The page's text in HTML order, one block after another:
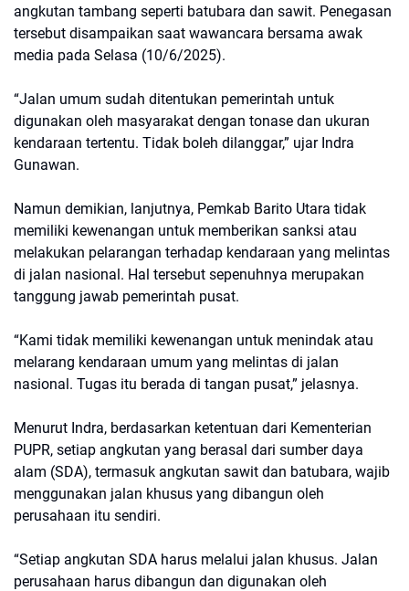
angkutan tambang seperti batubara dan sawit. Penegasan
tersebut disampaikan saat wawancara bersama awak
media pada Selasa (10/6/2025).
“Jalan umum sudah ditentukan pemerintah untuk
digunakan oleh masyarakat dengan tonase dan ukuran
kendaraan tertentu. Tidak boleh dilanggar,” ujar Indra
Gunawan.
Namun demikian, lanjutnya, Pemkab Barito Utara tidak
memiliki kewenangan untuk memberikan sanksi atau
melakukan pelarangan terhadap kendaraan yang melintas
di jalan nasional. Hal tersebut sepenuhnya merupakan
tanggung jawab pemerintah pusat.
“Kami tidak memiliki kewenangan untuk menindak atau
melarang kendaraan umum yang melintas di jalan
nasional. Tugas itu berada di tangan pusat,” jelasnya.
Menurut Indra, berdasarkan ketentuan dari Kementerian
PUPR, setiap angkutan yang berasal dari sumber daya
alam (SDA), termasuk angkutan sawit dan batubara, wajib
menggunakan jalan khusus yang dibangun oleh
perusahaan itu sendiri.
“Setiap angkutan SDA harus melalui jalan khusus. Jalan
perusahaan harus dibangun dan digunakan oleh